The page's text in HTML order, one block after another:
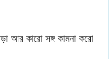
আর কারো সঙ্গ কামনা করো